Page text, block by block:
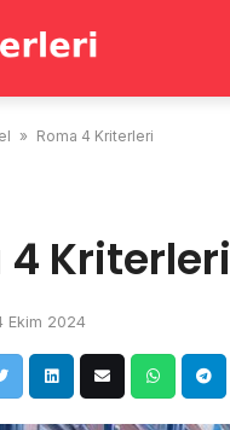
» Roma 4 Kriterleri
4 Kriterleri
Ekim 2024